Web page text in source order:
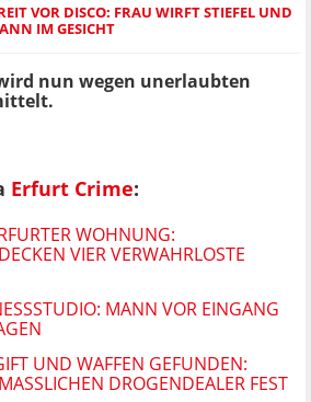
VOR DISCO: FRAU WIRFT STIEFEL UND
IM GESICHT
nun wegen unerlaubten
Erfurt Crime:
WOHNUNG:
VIER VERWAHRLOSTE
MANN VOR EINGANG
UND WAFFEN GEFUNDEN:
DROGENDEALER FEST